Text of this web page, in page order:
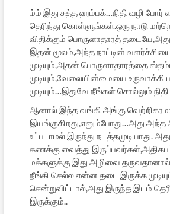
ம்ம் இது சுத்த ஹம்பக்…நிதி வழி
தெரிந்து கொள்ளுங்கள்.ஒரு நாடு
விதிக்கும் பொருளாதாரத்
இதன் மூலம்,அந்த நாட்டின் வளர்ச்சியை
முடியும்,அதன் பொருளாதாரத்தை
முடியும்,வேலையின்மையை உருவாக்கி
முடியும்…இதுவே நீங்கள் சொல்லும்
ஆனால் இந்த வங்கி அங்கு
இயங்குகிறது,எனும்போது…அது அந்த
உட்படாமல் இருந்து நடத்தமுடியாது.
கணக்கு வைத்து
மக்களுக்கு இது அழிவை
நீங்கி செல்ல என்ன தடை இருக்க
சென்றுவிட்டால்,அது இருந்த இடம்
இருக்கும்..